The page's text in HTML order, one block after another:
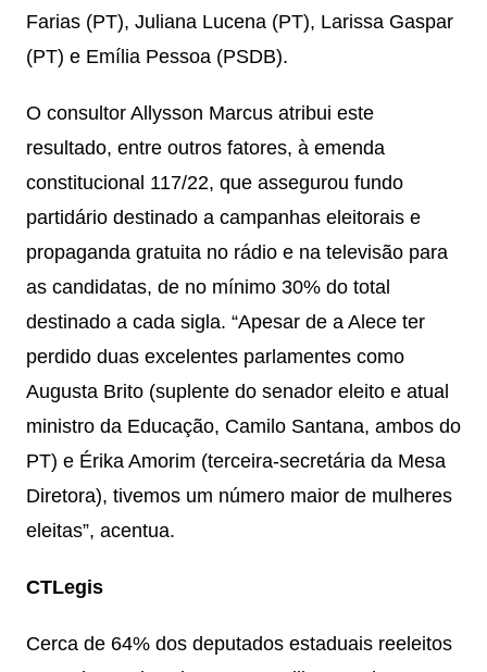
Farias (PT), Juliana Lucena (PT), Larissa Gaspar
(PT) e Emília Pessoa (PSDB).
O consultor Allysson Marcus atribui este
resultado, entre outros fatores, à emenda
constitucional 117/22, que assegurou fundo
partidário destinado a campanhas eleitorais e
propaganda gratuita no rádio e na televisão para
as candidatas, de no mínimo 30% do total
destinado a cada sigla. “Apesar de a Alece ter
perdido duas excelentes parlamentes como
Augusta Brito (suplente do senador eleito e atual
ministro da Educação, Camilo Santana, ambos do
PT) e Érika Amorim (terceira-secretária da Mesa
Diretora), tivemos um número maior de mulheres
eleitas”, acentua.
CTLegis
Cerca de 64% dos deputados estaduais reeleitos